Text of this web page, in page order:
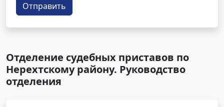
Отправить
Отделение судебных приставов по
Нерехтскому району. Руководство
отделения